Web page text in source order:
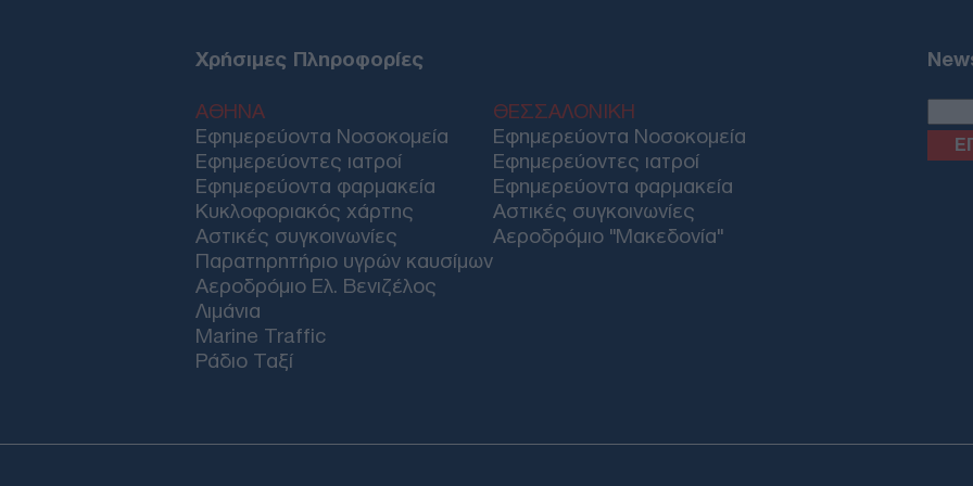
Χρήσιμες Πληροφορίες
ΑΘΗΝΑ
Εφημερεύοντα Νοσοκομεία
Εφημερεύοντες ιατροί
Εφημερεύοντα φαρμακεία
Κυκλοφοριακός χάρτης
Αστικές συγκοινωνίες
Παρατηρητήριο υγρών καυσίμων
Αεροδρόμιο Ελ. Βενιζέλος
Λιμάνια
Marine Traffic
Ράδιο Ταξί
ΘΕΣΣΑΛΟΝΙΚΗ
Εφημερεύοντα Νοσοκομεία
Εφημερεύοντες ιατροί
Εφημερεύοντα φαρμακεία
Αστικές συγκοινωνίες
Αεροδρόμιο "Μακεδονία"